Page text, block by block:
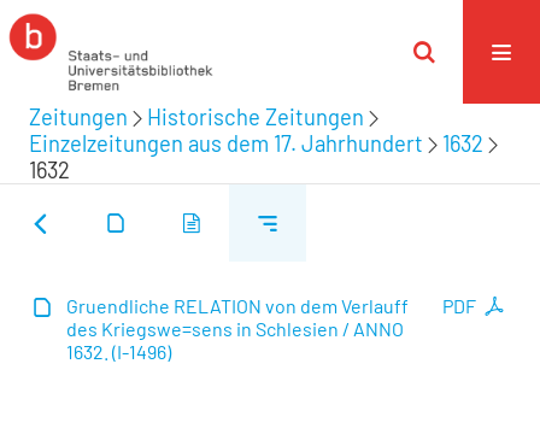
Zeitungen
Historische Zeitungen
Einzelzeitungen aus dem 17. Jahrhundert
1632
1632
PDF
Gruendliche RELATION von dem Verlauff
des Kriegswe=sens in Schlesien / ANNO
1632. (I-1496)